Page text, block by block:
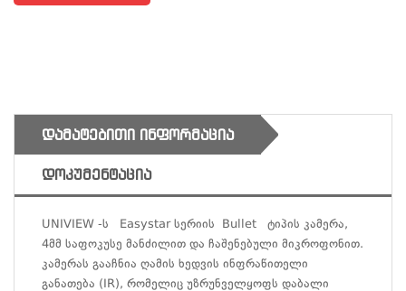
ᲓᲐᲛᲐᲢᲔᲑᲘᲗᲘ ᲘᲜᲤᲝᲠᲛᲐᲪᲘᲐ
ᲓᲝᲙᲣᲛᲔᲜᲢᲐᲪᲘᲐ
UNIVIEW -ს Easystar სერიის Bullet ტიპის კამერა,
4მმ საფოკუსე მანძილით და ჩაშენებული მიკროფონით.
კამერას გააჩნია ღამის ხედვის ინფრაწითელი
განათება (IR), რომელიც უზრუნველყოფს დაბალი